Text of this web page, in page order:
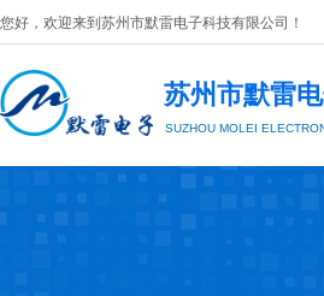
您好，欢迎来到 苏州市默雷电子科技有限公司 ​！
苏州市默雷
SUZHOU MOLEI